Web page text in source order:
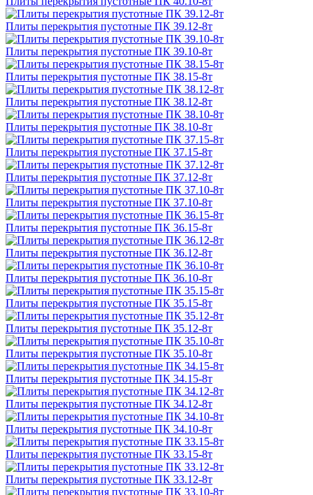
Плиты перекрытия пустотные ПК 39.12-8т
Плиты перекрытия пустотные ПК 39.10-8т
Плиты перекрытия пустотные ПК 38.15-8т
Плиты перекрытия пустотные ПК 38.12-8т
Плиты перекрытия пустотные ПК 38.10-8т
Плиты перекрытия пустотные ПК 37.15-8т
Плиты перекрытия пустотные ПК 37.12-8т
Плиты перекрытия пустотные ПК 37.10-8т
Плиты перекрытия пустотные ПК 36.15-8т
Плиты перекрытия пустотные ПК 36.12-8т
Плиты перекрытия пустотные ПК 36.10-8т
Плиты перекрытия пустотные ПК 35.15-8т
Плиты перекрытия пустотные ПК 35.12-8т
Плиты перекрытия пустотные ПК 35.10-8т
Плиты перекрытия пустотные ПК 34.15-8т
Плиты перекрытия пустотные ПК 34.12-8т
Плиты перекрытия пустотные ПК 34.10-8т
Плиты перекрытия пустотные ПК 33.15-8т
Плиты перекрытия пустотные ПК 33.12-8т